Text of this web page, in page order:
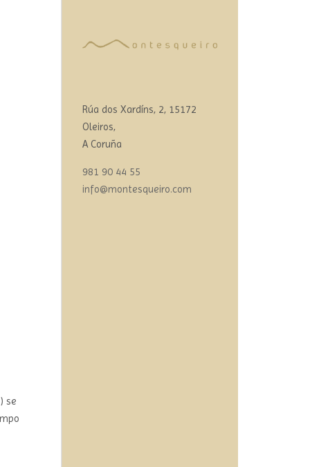
se
Rúa dos Xardíns, 2, 15172
Oleiros,
A Coruña
981 90 44 55
info@montesqueiro.com